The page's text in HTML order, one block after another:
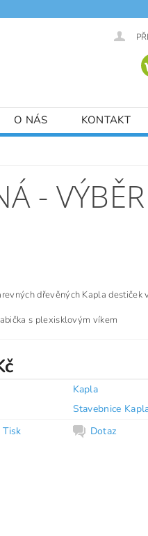
O NÁS KONTAKT
-
dřevěných Kapla destiček
s plexisklovým víkem
Kapla
Stavebnice
Tisk
Dotaz